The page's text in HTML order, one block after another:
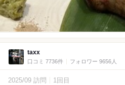
taxx
口コミ 7736件 フォロワー 9656人
2025/09 訪問 1回目